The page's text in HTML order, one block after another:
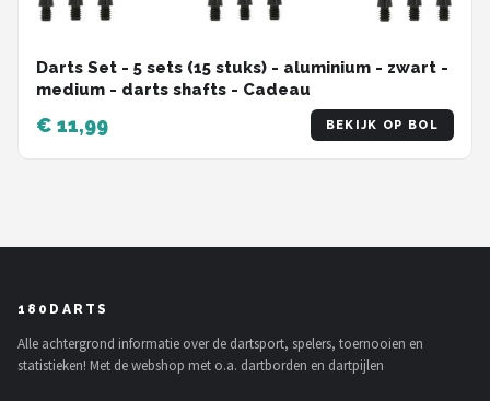
Darts Set - 5 sets (15 stuks) - aluminium - zwart -
medium - darts shafts - Cadeau
€ 11,99 BEKIJK OP BOL
180DARTS
Alle achtergrond informatie over de dartsport, spelers, toernooien en
statistieken! Met de webshop met o.a. dartborden en dartpijlen